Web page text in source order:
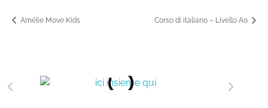
Amélie Move Kids Corso di italiano – Livello A0